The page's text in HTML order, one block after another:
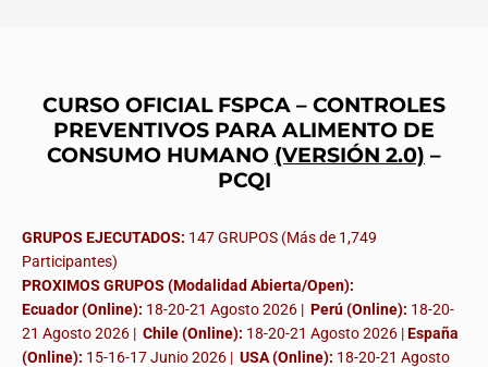
CURSO OFICIAL FSPCA – CONTROLES
PREVENTIVOS PARA ALIMENTO DE
CONSUMO HUMANO (VERSIÓN 2.0) –
PCQI
GRUPOS EJECUTADOS: 147 GRUPOS (Más de 1,749
Participantes)
PROXIMOS GRUPOS (Modalidad Abierta/Open):
Ecuador (Online): 18-20-21 Agosto 2026 | Perú (Online): 18-20-
21 Agosto 2026 | Chile (Online): 18-20-21 Agosto 2026 |España
(Online): 15-16-17 Junio 2026 | USA (Online): 18-20-21 Agosto